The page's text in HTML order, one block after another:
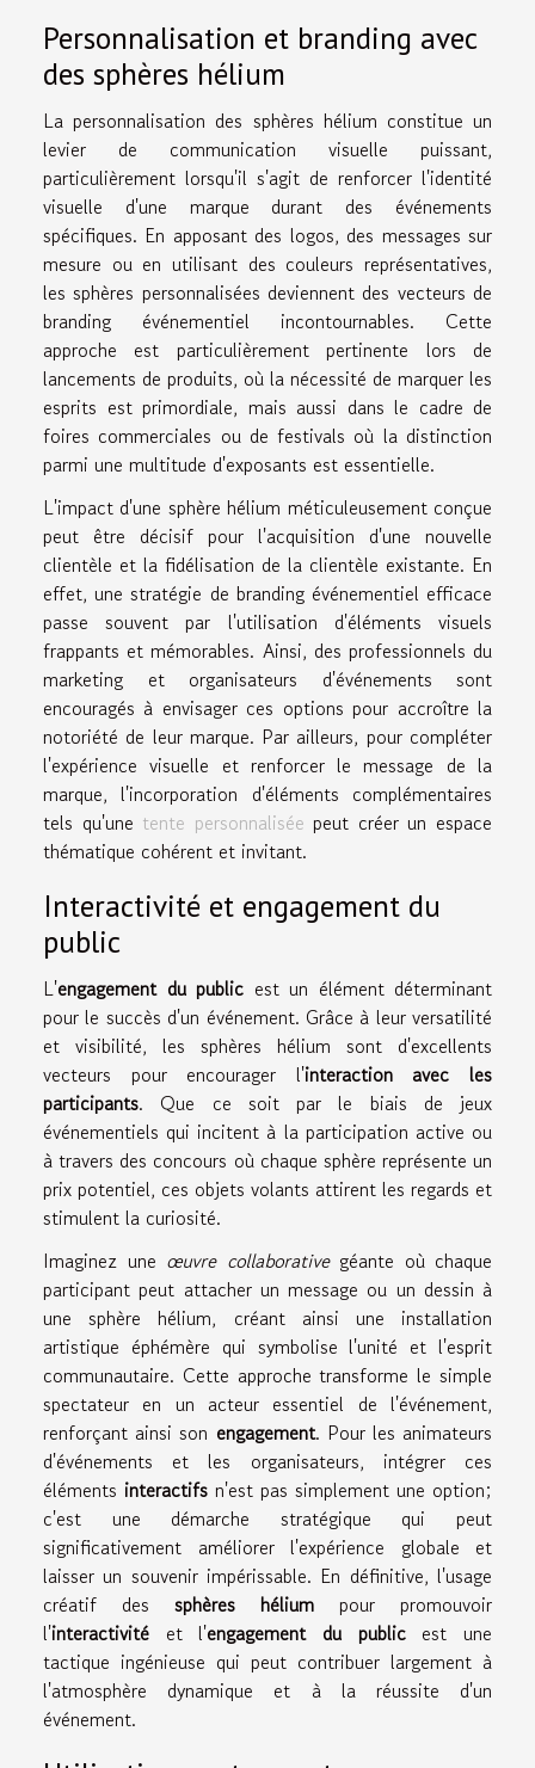
Personnalisation et branding avec
des sphères hélium
La personnalisation des sphères hélium constitue un
levier de communication visuelle puissant,
particulièrement lorsqu'il s'agit de renforcer l'identité
visuelle d'une marque durant des événements
spécifiques. En apposant des logos, des messages sur
mesure ou en utilisant des couleurs représentatives,
les sphères personnalisées deviennent des vecteurs de
branding événementiel incontournables. Cette
approche est particulièrement pertinente lors de
lancements de produits, où la nécessité de marquer les
esprits est primordiale, mais aussi dans le cadre de
foires commerciales ou de festivals où la distinction
parmi une multitude d'exposants est essentielle.
L'impact d'une sphère hélium méticuleusement conçue
peut être décisif pour l'acquisition d'une nouvelle
clientèle et la fidélisation de la clientèle existante. En
effet, une stratégie de branding événementiel efficace
passe souvent par l'utilisation d'éléments visuels
frappants et mémorables. Ainsi, des professionnels du
marketing et organisateurs d'événements sont
encouragés à envisager ces options pour accroître la
notoriété de leur marque. Par ailleurs, pour compléter
l'expérience visuelle et renforcer le message de la
marque, l'incorporation d'éléments complémentaires
tels qu'une tente personnalisée peut créer un espace
thématique cohérent et invitant.
Interactivité et engagement du
public
L'engagement du public est un élément déterminant
pour le succès d'un événement. Grâce à leur versatilité
et visibilité, les sphères hélium sont d'excellents
vecteurs pour encourager l'interaction avec les
participants. Que ce soit par le biais de jeux
événementiels qui incitent à la participation active ou
à travers des concours où chaque sphère représente un
prix potentiel, ces objets volants attirent les regards et
stimulent la curiosité.
Imaginez une œuvre collaborativegéante où chaque
participant peut attacher un message ou un dessin à
une sphère hélium, créant ainsi une installation
artistique éphémère qui symbolise l'unité et l'esprit
communautaire. Cette approche transforme le simple
spectateur en un acteur essentiel de l'événement,
renforçant ainsi son engagement. Pour les animateurs
d'événements et les organisateurs, intégrer ces
éléments interactifs n'est pas simplement une option;
c'est une démarche stratégique qui peut
significativement améliorer l'expérience globale et
laisser un souvenir impérissable. En définitive, l'usage
créatif des sphères hélium pour promouvoir
l'interactivité et l'engagement du publicest une
tactique ingénieuse qui peut contribuer largement à
l'atmosphère dynamique et à la réussite d'un
événement.